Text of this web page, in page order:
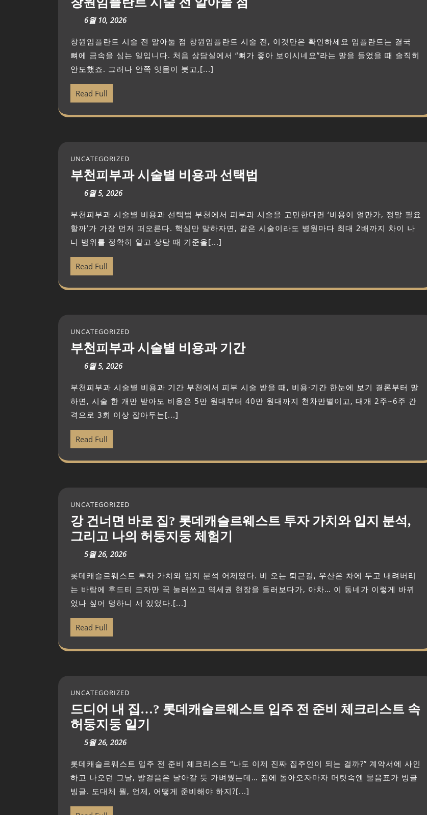
6월 10, 2026
창원임플란트 시술 전 알아둘 점 창원임플란트 시술 전, 이것만은 확인하세요 임플란트는 결국
뼈에 금속을 심는 일입니다. 처음 상담실에서 “뼈가 좋아 보이시네요”라는 말을 들었을 때 솔직히
안도했죠. 그러나 안쪽 잇몸이 붓고,[...]
Read Full
UNCATEGORIZED
부천피부과 시술별 비용과 선택법
6월 5, 2026
부천피부과 시술별 비용과 선택법 부천에서 피부과 시술을 고민한다면 ‘비용이 얼만가, 정말 필요
할까’가 가장 먼저 떠오른다. 핵심만 말하자면, 같은 시술이라도 병원마다 최대 2배까지 차이 나
니 범위를 정확히 알고 상담 때 기준을[...]
Read Full
UNCATEGORIZED
부천피부과 시술별 비용과 기간
6월 5, 2026
부천피부과 시술별 비용과 기간 부천에서 피부 시술 받을 때, 비용·기간 한눈에 보기 결론부터 말
하면, 시술 한 개만 받아도 비용은 5만 원대부터 40만 원대까지 천차만별이고, 대개 2주~6주 간
격으로 3회 이상 잡아두는[...]
Read Full
UNCATEGORIZED
강 건너면 바로 집? 롯데캐슬르웨스트 투자 가치와 입지 분석,
그리고 나의 허둥지둥 체험기
5월 26, 2026
롯데캐슬르웨스트 투자 가치와 입지 분석 어제였다. 비 오는 퇴근길, 우산은 차에 두고 내려버리
는 바람에 후드티 모자만 꾹 눌러쓰고 역세권 현장을 둘러보다가, 아차… 이 동네가 이렇게 바뀌
었나 싶어 멍하니 서 있었다.[...]
Read Full
UNCATEGORIZED
드디어 내 집…? 롯데캐슬르웨스트 입주 전 준비 체크리스트 속
허둥지둥 일기
5월 26, 2026
롯데캐슬르웨스트 입주 전 준비 체크리스트 “나도 이제 진짜 집주인이 되는 걸까?” 계약서에 사인
하고 나오던 그날, 발걸음은 날아갈 듯 가벼웠는데… 집에 돌아오자마자 머릿속엔 물음표가 빙글
빙글. 도대체 뭘, 언제, 어떻게 준비해야 하지?[...]